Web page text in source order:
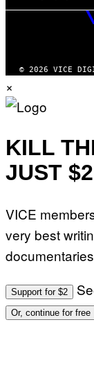
© 2026 VICE
×
KILL
JUST
VICE
very best
Support for $2
Or, continue for free